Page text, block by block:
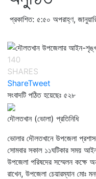
প্রকাশিত: ৫:৫০ অপরাহ্ণ,
140
SHARES
ShareTweet
সংবাদটি পঠিত হয়েছেঃ ৫২৮
দৌলতখান (ভোলা) প্রতিনিধি
ভোলার দৌলতখানে উপজেলা
সোমবার সকাল ১১ঘটিকার সময়
উপজেলা পরিষদের সম্মেলন কক্ষে
রাখেন, উপজেলা চেয়ারম্যান মোঃ